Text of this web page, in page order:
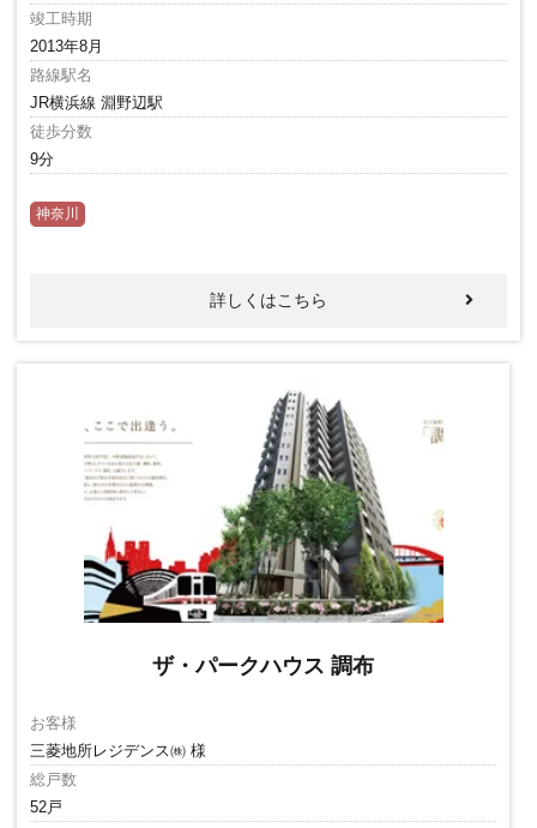
竣工時期
2013年8月
路線駅名
JR横浜線 淵野辺駅
徒歩分数
9分
神奈川
詳しくはこちら
ザ・パークハウス 調布
お客様
三菱地所レジデンス㈱ 様
総戸数
52戸